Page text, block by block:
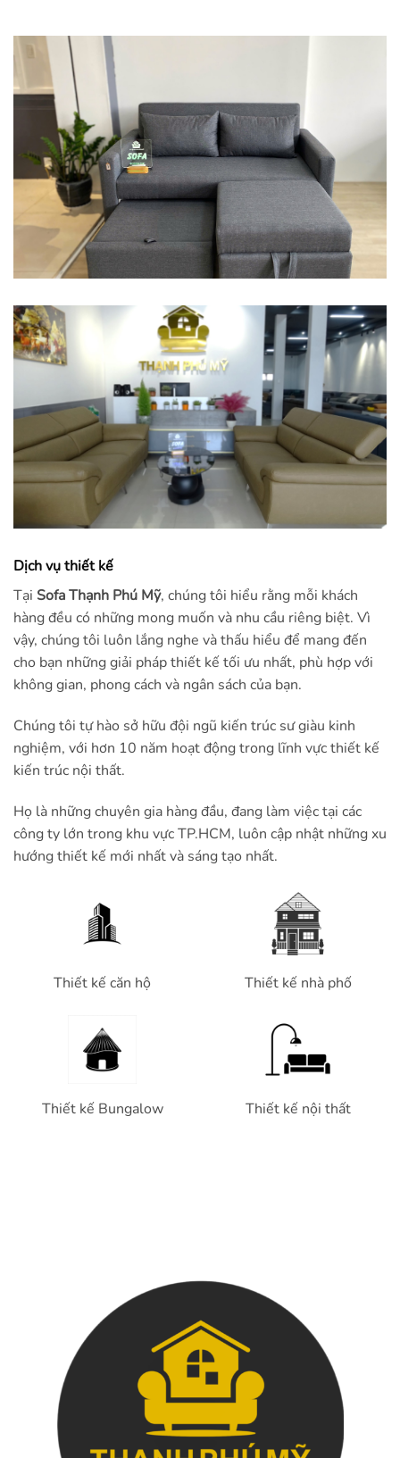
Dịch vụ thiết kế
Tại Sofa Thạnh Phú Mỹ, chúng tôi hiểu rằng mỗi khách
hàng đều có những mong muốn và nhu cầu riêng biệt. Vì
vậy, chúng tôi luôn lắng nghe và thấu hiểu để mang đến
cho bạn những giải pháp thiết kế tối ưu nhất, phù hợp với
không gian, phong cách và ngân sách của bạn.
Chúng tôi tự hào sở hữu đội ngũ kiến trúc sư giàu kinh
nghiệm, với hơn 10 năm hoạt động trong lĩnh vực thiết kế
kiến trúc nội thất.
Họ là những chuyên gia hàng đầu, đang làm việc tại các
công ty lớn trong khu vực TP.HCM, luôn cập nhật những xu
hướng thiết kế mới nhất và sáng tạo nhất.
Thiết kế căn hộ Thiết kế nhà phố
Thiết kế Bungalow Thiết kế nội thất